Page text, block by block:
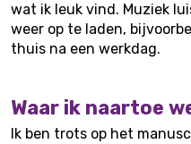
wat ik leuk vind. Muziek
weer op te laden,
thuis na een werkdag.
Waar ik naartoe
Ik ben trots op het